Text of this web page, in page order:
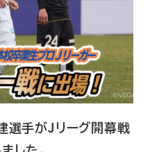
選手がJリーグ開幕戦